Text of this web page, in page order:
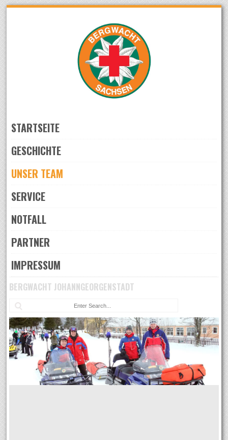
STARTSEITE
GESCHICHTE
UNSER TEAM
SERVICE
NOTFALL
PARTNER
IMPRESSUM
BERGWACHT JOHANNGEORGENSTADT